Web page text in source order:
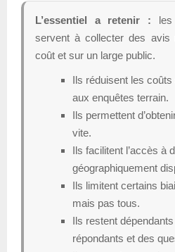
L’essentiel a retenir : les
servent à collecter des avis
coût et sur un large public.
Ils réduisent les
aux enquêtes terrain.
Ils permettent
vite.
Ils facilitent l’accès à
géographiquement
Ils limitent certains
mais pas tous.
Ils restent
répondants et des